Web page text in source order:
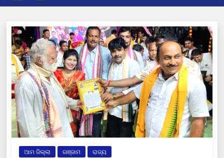
ଆମ ଜିଲ୍ଲା ଗଞ୍ଜାମ ରାଜ୍ୟ